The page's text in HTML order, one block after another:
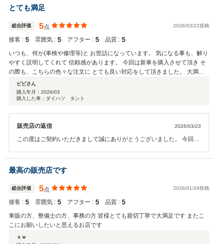
す。お客様にあったお車のご提案と、その後のお車のメンテナンスを
引き続きさせていただきます。今後ともお気軽に弊社にお越しくださ
いませ。よろしくお願いいたします。
とても満足
総合評価 5点 2026/03/22投稿
接客 : 5 雰囲気 : 5 アフター : 5 品質 : 5
いつも、何か(車検や修理等)と お世話になっています。 気になる事も、解り
やすく説明してくれて 信頼感があります。 今回は新車を購入させて頂き そ
の際も、こちらの色々な注文に とても良い対応をして頂きました。 大満足
です。
ビビさん
購入年月： 2026/03
購入した車：ダイハツ タント
販売店の返信 2026/03/23
この度はご契約いただきまして誠にありがとうございました。 今回は
ます。何かお困りの際はぜひお気軽にお立ち寄りください。今後と
も、どうぞ宜しくお願い致します。
最高の販売店です
総合評価 5点 2026/01/29投稿
接客 : 5 雰囲気 : 5 アフター : 5 品質 : 5
車販の方、整備士の方、事務の方 皆様とても親切丁寧で大満足です またこ
こにお願いしたいと思えるお店です
ｓｗ